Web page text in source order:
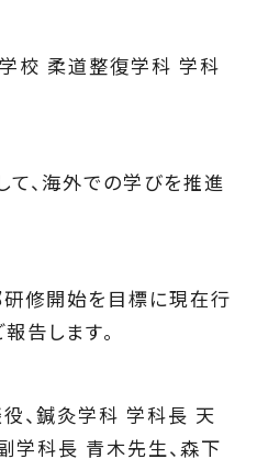
校 柔道整復学科 学科
、海外での学びを推進
研修開始を目標に現在行
告します。
、鍼灸学科 学科長 天
学科長 青木先生、森下